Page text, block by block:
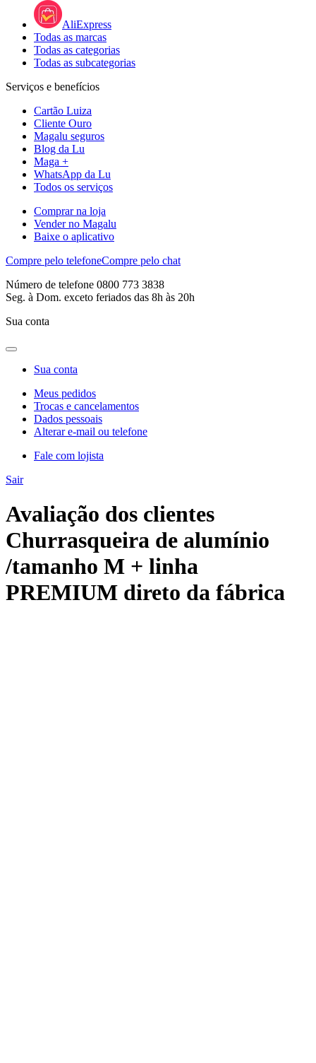
AliExpress
Todas as marcas
Todas as categorias
Todas as subcategorias
Serviços e benefícios
Cartão Luiza
Cliente Ouro
Magalu seguros
Blog da Lu
Maga +
WhatsApp da Lu
Todos os serviços
Comprar na loja
Vender no Magalu
Baixe o aplicativo
Compre pelo telefoneCompre pelo chat
Número de telefone 0800 773 3838
Seg. à Dom. exceto feriados das 8h às 20h
Sua conta
Sua conta
Meus pedidos
Trocas e cancelamentos
Dados pessoais
Alterar e-mail ou telefone
Fale com lojista
Sair
Avaliação dos clientes
Churrasqueira de alumínio
/tamanho M + linha
PREMIUM direto da fábrica